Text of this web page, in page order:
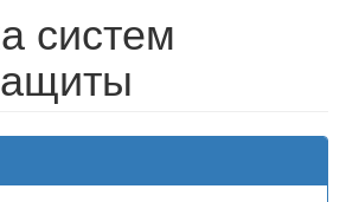
систем